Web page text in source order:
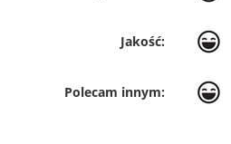
Jakość:
Polecam innym: